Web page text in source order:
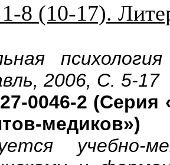
8 (10-17).
2006, С. 5-17
0046-2
медиков»)
учебно-